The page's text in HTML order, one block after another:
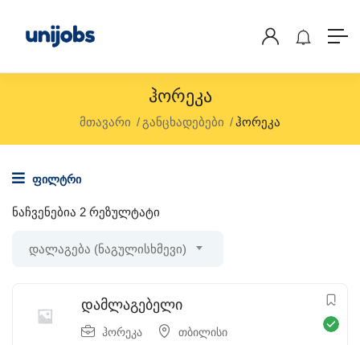
Ჰორეკა
მთავარი განცხადებები ჰორეკა
ფილტრი
ნაჩვენებია 2 რეზულტატი
დალაგება (ნაგულისხმევი)
დამლაგებელი
ჰორეკა თბილისი